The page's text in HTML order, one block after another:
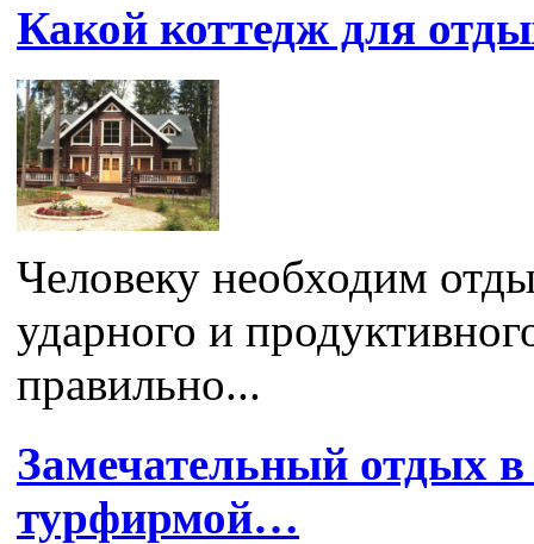
Какой коттедж для
Человеку необходим
ударного и
правильно...
Замечательный отдых
турфирмой…